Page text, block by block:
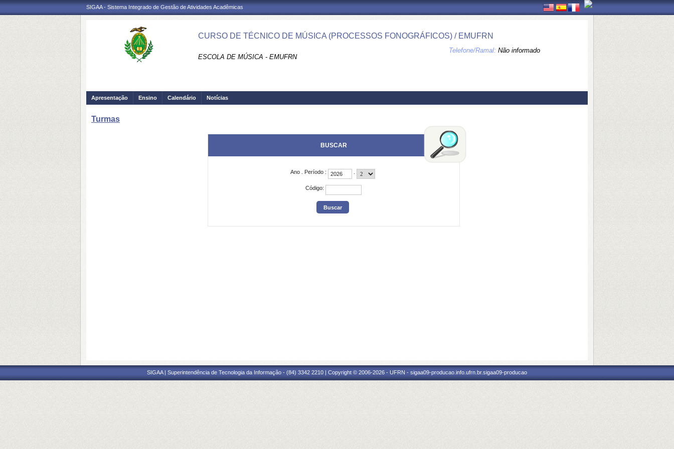
SIGAA - Sistema Integrado de Gestão de Atividades Acadêmicas
CURSO DE TÉCNICO DE MÚSICA (PROCESSOS FONOGRÁFICOS) / EMUFRN
ESCOLA DE MÚSICA - EMUFRN
Telefone/Ramal: Não informado
Apresentação Ensino Calendário Notícias
Turmas
BUSCAR
Ano Período :
Código:
SIGAA | Superintendência de Tecnologia da Informação - (84) 3342 2210 | Copyright © 2006-2026 - UFRN - sigaa09-producao.info.ufrn.br.sigaa09-producao